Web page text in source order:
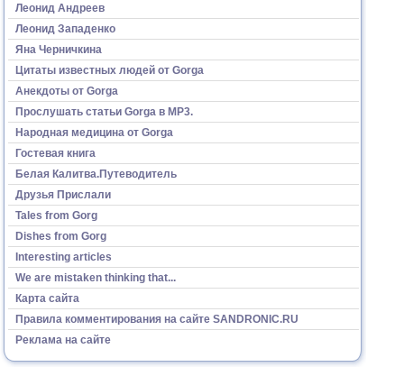
Леонид Андреев
Леонид Западенко
Яна Черничкина
Цитаты известных людей от Gorga
Анекдоты от Gorga
Прослушать статьи Gorga в МР3.
Народная медицина от Gorga
Гостевая книга
Белая Калитва.Путеводитель
Друзья Прислали
Tales from Gorg
Dishes from Gorg
Interesting articles
We are mistaken thinking that...
Карта сайта
Правила комментирования на сайте SANDRONIC.RU
Реклама на сайте